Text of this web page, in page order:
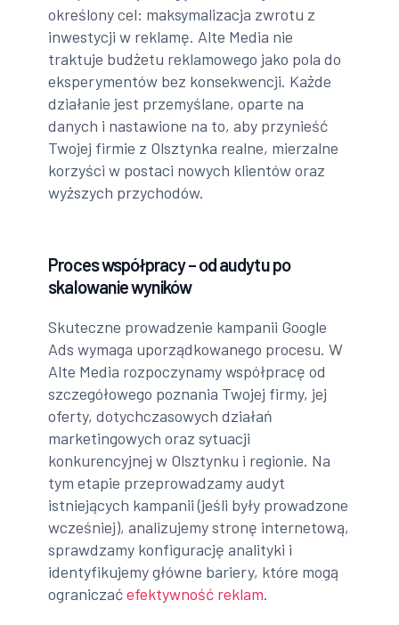
określony cel: maksymalizacja zwrotu z
inwestycji w reklamę. Alte Media nie
traktuje budżetu reklamowego jako pola do
eksperymentów bez konsekwencji. Każde
działanie jest przemyślane, oparte na
danych i nastawione na to, aby przynieść
Twojej firmie z Olsztynka realne, mierzalne
korzyści w postaci nowych klientów oraz
wyższych przychodów.
Proces współpracy – od audytu po
skalowanie wyników
Skuteczne prowadzenie kampanii Google
Ads wymaga uporządkowanego procesu. W
Alte Media rozpoczynamy współpracę od
szczegółowego poznania Twojej firmy, jej
oferty, dotychczasowych działań
marketingowych oraz sytuacji
konkurencyjnej w Olsztynku i regionie. Na
tym etapie przeprowadzamy audyt
istniejących kampanii (jeśli były prowadzone
wcześniej), analizujemy stronę internetową,
sprawdzamy konfigurację analityki i
identyfikujemy główne bariery, które mogą
ograniczaćefektywność reklam.